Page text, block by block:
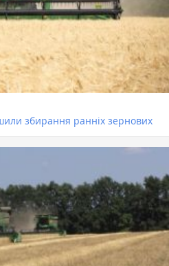
збирання ранніх зернових